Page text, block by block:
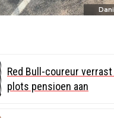
Red Bull-coureur
plots pensioen aan